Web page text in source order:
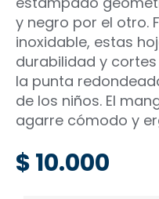
y negro por el otro.
inoxidable, estas
durabilidad y
la punta
de los niños. El
agarre cómodo y
$10.000